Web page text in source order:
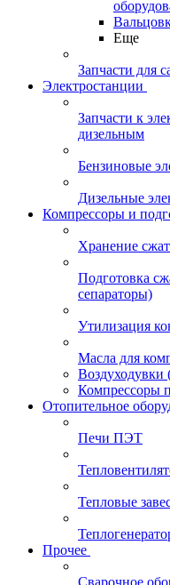
Еще
Запчасти для
Электростанции
Запчасти к
дизельным
Бензиновые
Дизельные
Компрессоры и
Хранение
Подготовка
сепараторы)
Утилизация
Масла для
Воздуходувки
Компрессоры
Отопительное
Печи ПЭТ
Тепловые
Прочее
Сварочное